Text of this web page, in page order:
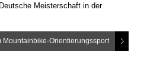
Meisterschaft in der
Mountainbike-Orientierungssport